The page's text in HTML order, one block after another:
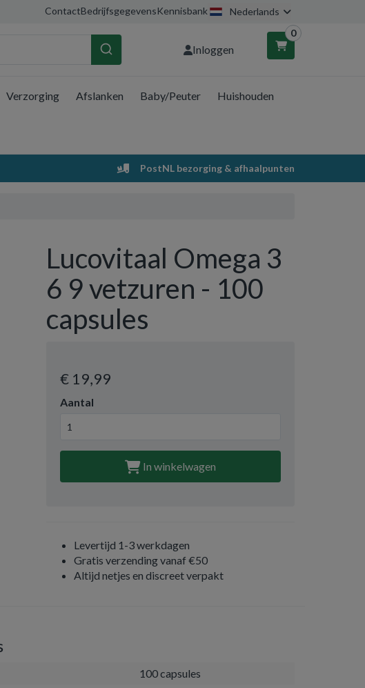
ContactBedrijfsgegevensKennisbank Nederlands
Inloggen
0
Winkelwagen
Uw winkelwagen is leeg.
Vul hem met producten.
Verzorging Afslanken Baby/Peuter Huishouden
PostNL bezorging & afhaalpunten
Lucovitaal Omega 3
6 9 vetzuren - 100
capsules
€ 19,99
Aantal
In winkelwagen
Levertijd 1-3 werkdagen
Gratis verzending vanaf €50
Altijd netjes en discreet verpakt
100 capsules